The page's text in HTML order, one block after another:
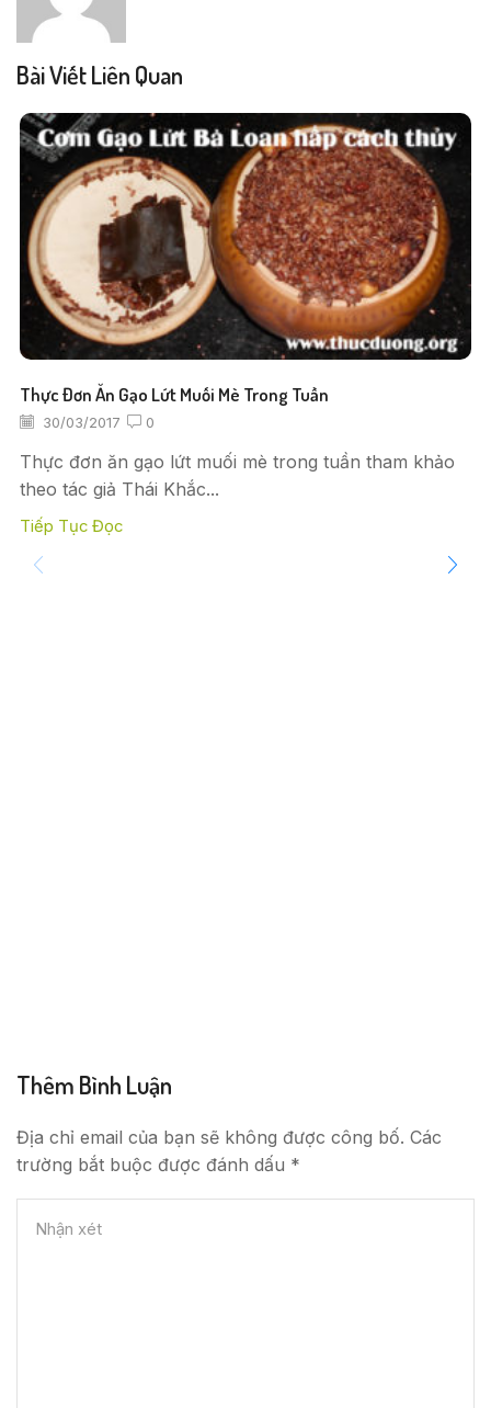
Bài Viết Liên Quan
Thực Đơn Ăn Gạo Lứt Muối Mè Trong Tuần
30/03/2017 0
Thực đơn ăn gạo lứt muối mè trong tuần tham khảo
theo tác giả Thái Khắc...
Tiếp Tục Đọc
Thêm Bình Luận
Địa chỉ email của bạn sẽ không được công bố. Các
trường bắt buộc được đánh dấu *